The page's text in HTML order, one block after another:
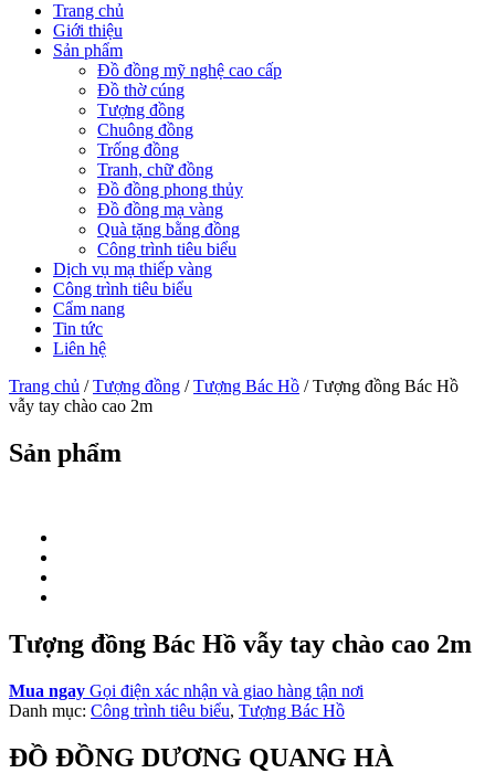
Trang chủ
Giới thiệu
Sản phẩm
Đồ đồng mỹ nghệ cao cấp
Đồ thờ cúng
Tượng đồng
Chuông đồng
Trống đồng
Tranh, chữ đồng
Đồ đồng phong thủy
Đồ đồng mạ vàng
Quà tặng bằng đồng
Công trình tiêu biểu
Dịch vụ mạ thiếp vàng
Công trình tiêu biểu
Cẩm nang
Tin tức
Liên hệ
Trang chủ /Tượng đồng /Tượng Bác Hồ / Tượng đồng Bác Hồ
vẫy tay chào cao 2m
Sản phẩm
Tượng đồng Bác Hồ vẫy tay chào cao 2m
Mua ngay Gọi điện xác nhận và giao hàng tận nơi
Danh mục: Công trình tiêu biểu, Tượng Bác Hồ
ĐỒ ĐỒNG DƯƠNG QUANG HÀ